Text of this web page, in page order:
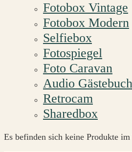
Fotobox Vintage
Fotobox Modern
Selfiebox
Fotospiegel
Foto Caravan
Audio Gästebuch
Retrocam
Sharedbox
Es befinden sich keine Produkte